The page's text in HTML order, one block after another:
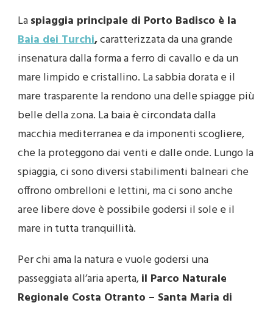
Laspiaggia principale di Porto Badisco è la
Baia dei Turchi,caratterizzata da una grande
insenatura dalla forma a ferro di cavallo e da un
mare limpido e cristallino. La sabbia dorata e il
mare trasparente la rendono una delle spiagge più
belle della zona. La baia è circondata dalla
macchia mediterranea e da imponenti scogliere,
che la proteggono dai venti e dalle onde. Lungo la
spiaggia, ci sono diversi stabilimenti balneari che
offrono ombrelloni e lettini, ma ci sono anche
aree libere dove è possibile godersi il sole e il
mare in tutta tranquillità.
Per chi ama la natura e vuole godersi una
passeggiata all’aria aperta,il Parco Naturale
Regionale Costa Otranto – Santa Maria di